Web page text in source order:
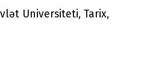
Universiteti, Tarix,